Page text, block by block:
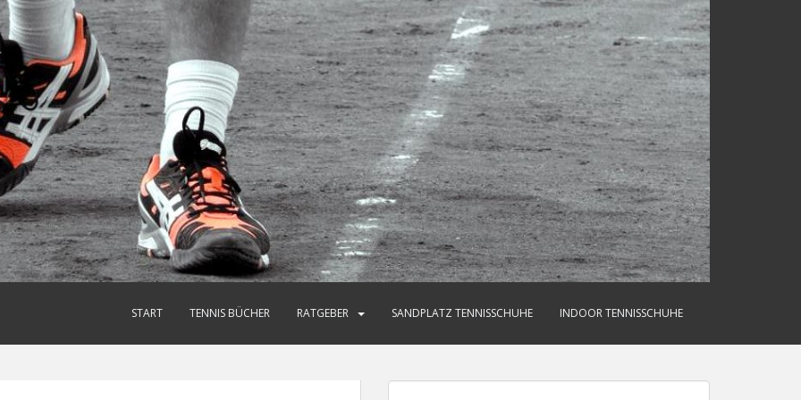
START TENNIS BÜCHER RATGEBER SANDPLATZ TENNISSCHUHE INDOOR TENNISSCHUHE